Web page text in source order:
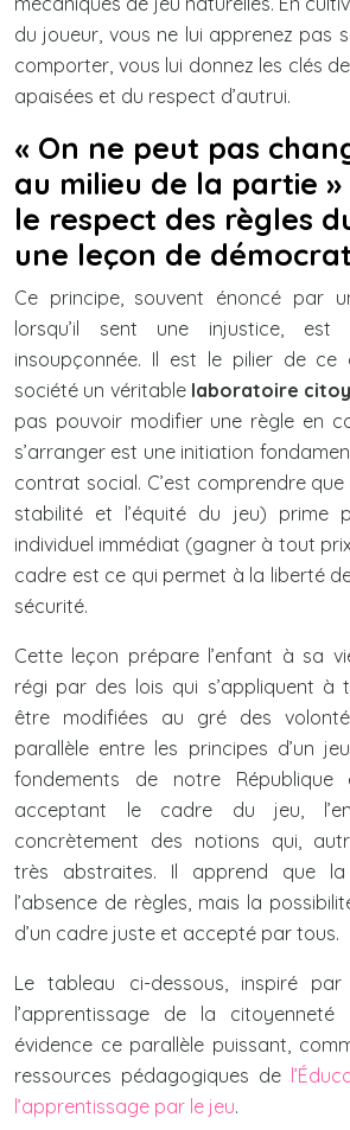
du joueur, vous ne lui apprenez pas
comporter, vous lui donnez les clés
apaisées et du respect d’autrui.
« On ne peut pas
au milieu de la partie
le respect des règles
une leçon de
Ce principe, souvent énoncé par
lorsqu’il sent une injustice, est
insoupçonnée. Il est le pilier de
société un véritable laboratoire
pas pouvoir modifier une règle en
s’arranger est une initiation
contrat social. C’est comprendre
stabilité et l’équité du jeu) prime
individuel immédiat (gagner à tout
cadre est ce qui permet à la liberté
sécurité.
Cette leçon prépare l’enfant à sa
régi par des lois qui s’appliquent à
être modifiées au gré des
parallèle entre les principes d’un
fondements de notre République
acceptant le cadre du jeu,
concrètement des notions qui,
très abstraites. Il apprend que la
l’absence de règles, mais la
d’un cadre juste et accepté par tous.
Le tableau ci-dessous, inspiré
l’apprentissage de la
évidence ce parallèle puissant,
ressources pédagogiques de
l’apprentissage par le jeu.